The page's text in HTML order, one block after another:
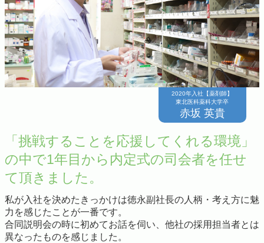
2020年入社【薬剤師】
東北医科薬科大学卒
赤坂 英貴
「挑戦することを応援してくれる環境」
の中で1年目から内定式の司会者を任せ
て頂きました。
私が入社を決めたきっかけは徳永副社長の人柄・考え方に魅
力を感じたことが一番です。
合同説明会の時に初めてお話を伺い、他社の採用担当者とは
異なったものを感じました。